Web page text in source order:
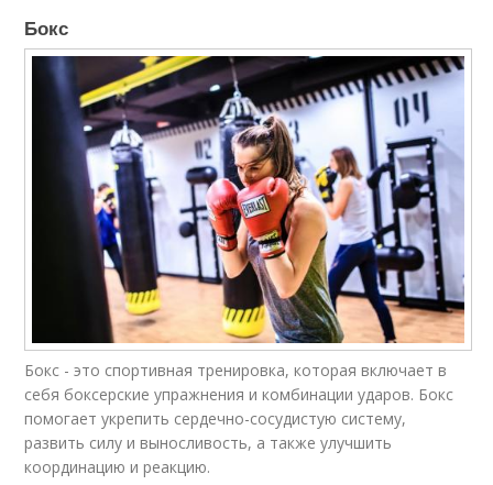
Бокс
Бокс - это спортивная тренировка, которая включает в
себя боксерские упражнения и комбинации ударов. Бокс
помогает укрепить сердечно-сосудистую систему,
развить силу и выносливость, а также улучшить
координацию и реакцию.